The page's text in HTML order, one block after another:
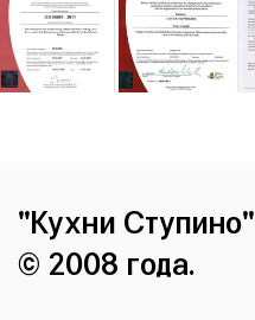
"Кухни Ступино"
© 2008 года.